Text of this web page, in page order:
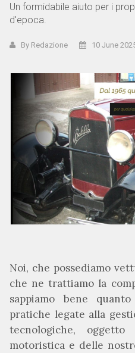
Un formidabile aiuto per i
d'epoca.
By Redazione 10 June
Noi, che possediamo
che ne trattiamo la
sappiamo bene
pratiche legate alla
tecnologiche,
motoristica e delle